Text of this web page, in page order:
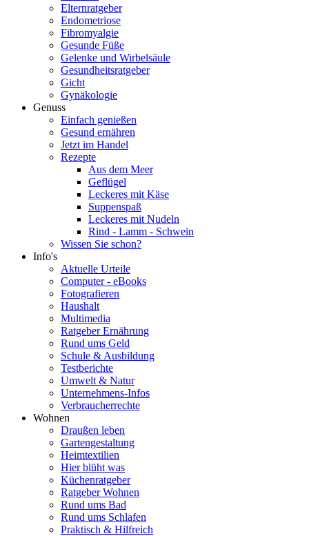
Elternratgeber
Endometriose
Fibromyalgie
Gesunde Füße
Gelenke und Wirbelsäule
Gesundheitsratgeber
Gicht
Gynäkologie
Genuss
Einfach genießen
Gesund ernähren
Jetzt im Handel
Rezepte
Aus dem Meer
Geflügel
Leckeres mit Käse
Suppenspaß
Leckeres mit Nudeln
Rind - Lamm - Schwein
Wissen Sie schon?
Info's
Aktuelle Urteile
Computer - eBooks
Fotografieren
Haushalt
Multimedia
Ratgeber Ernährung
Rund ums Geld
Schule & Ausbildung
Testberichte
Umwelt & Natur
Unternehmens-Infos
Verbraucherrechte
Wohnen
Draußen leben
Gartengestaltung
Heimtextilien
Hier blüht was
Küchenratgeber
Ratgeber Wohnen
Rund ums Bad
Rund ums Schlafen
Praktisch & Hilfreich